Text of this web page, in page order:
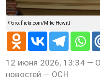
Фото: flickr.com/Mike Hewitt
12 июня 2026, 13:34 —
новостей — ОСН